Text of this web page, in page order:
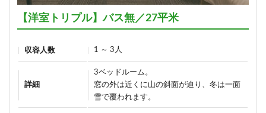
【洋室トリプル】バス無／27平米
収容人数 1 ～ 3人
詳細
3ベッドルーム。
窓の外は近くに山の斜面が迫り、冬は一面
雪で覆われます。